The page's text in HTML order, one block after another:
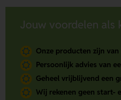
Jouw voordelen als
Onze producten zijn
Persoonlijk advies van
Geheel vrijblijvend een
Wij rekenen geen start-